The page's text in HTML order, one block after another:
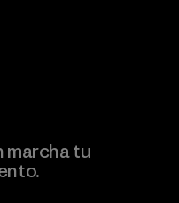
marcha tu